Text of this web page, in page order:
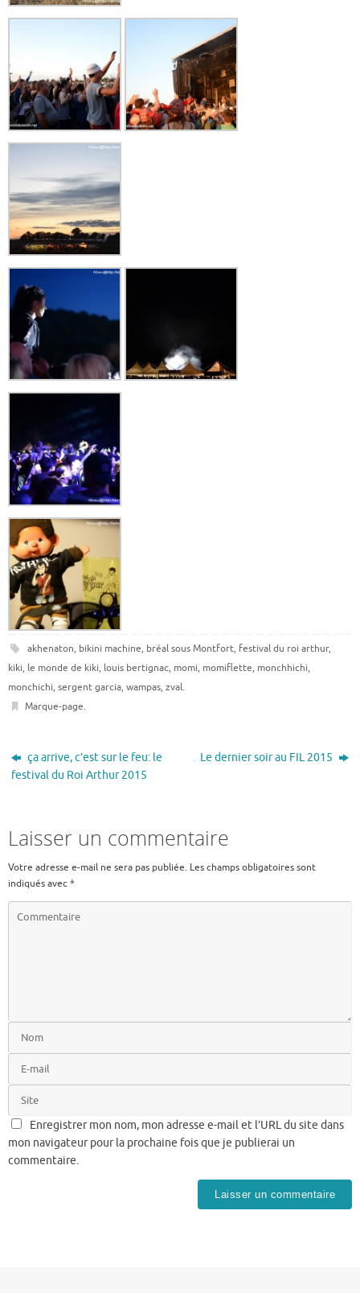
akhenaton, bikini machine, bréal sous Montfort, festival du roi arthur,
kiki, le monde de kiki, louis bertignac, momi, momiflette, monchhichi,
monchichi, sergent garcia, wampas, zval.
Marque-page.
ça arrive, c’est sur le feu: le
festival du Roi Arthur 2015
Le dernier soir au FIL 2015
Laisser un commentaire
Votre adresse e-mail ne sera pas publiée. Les champs obligatoires sont
indiqués avec*
Enregistrer mon nom, mon adresse e-mail et l’URL du site dans
mon navigateur pour la prochaine fois que je publierai un
commentaire.